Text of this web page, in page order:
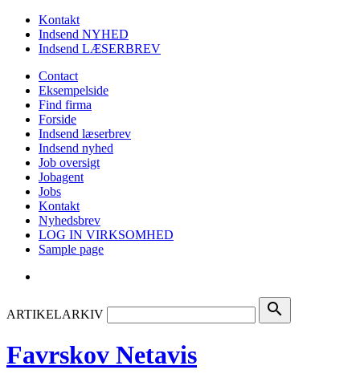
Kontakt
Indsend NYHED
Indsend LÆSERBREV
Contact
Eksempelside
Find firma
Forside
Indsend læserbrev
Indsend nyhed
Job oversigt
Jobagent
Jobs
Kontakt
Nyhedsbrev
LOG IN VIRKSOMHED
Sample page
ARTIKELARKIV search
Favrskov Netavis